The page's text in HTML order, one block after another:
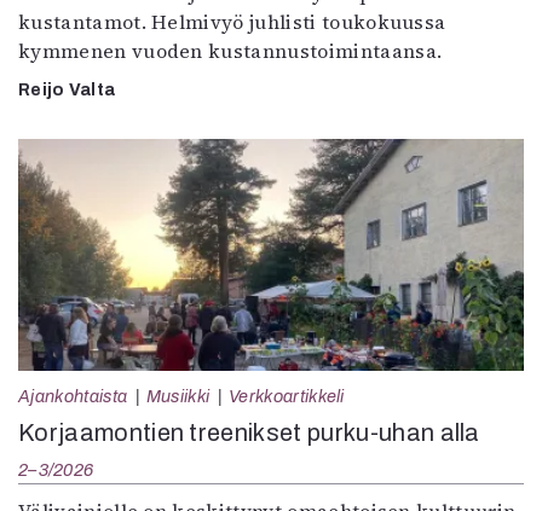
kustantamot. Helmivyö juhlisti toukokuussa
kymmenen vuoden kustannustoimintaansa.
Reijo Valta
Ajankohtaista Musiikki Verkkoartikkeli
Korjaamontien treenikset purku-uhan alla
2–3/2026